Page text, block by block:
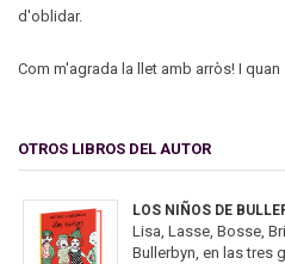
d'oblidar.
Com m'agrada la llet amb arròs! I
OTROS LIBROS DEL AUTOR
LOS NIÑOS DE
Lisa, Lasse, Bosse,
Bullerbyn, en las tres